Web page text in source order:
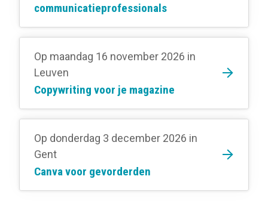
communicatieprofessionals
Op maandag 16 november 2026 in
Leuven
Copywriting voor je magazine
Op donderdag 3 december 2026 in
Gent
Canva voor gevorderden